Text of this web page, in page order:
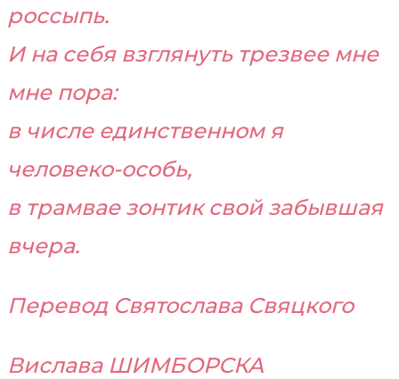
россыпь.
И на себя взглянуть трезвее мне
мне пора:
в числе единственном я
человеко-особь,
в трамвае зонтик свой забывшая
вчера.
Перевод Святослава Свяцкого
Вислава ШИМБОРСКА